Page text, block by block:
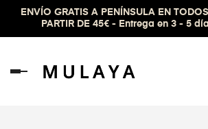
ENVÍO GRATIS A PENÍNSULA EN
PARTIR DE 45€ - Entrega en 3 - 5
Navegación